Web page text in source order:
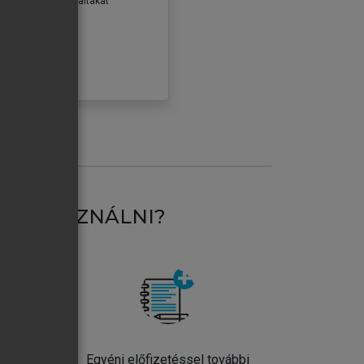
HASZNÁLNI?
Egyéni előfizetéssel további